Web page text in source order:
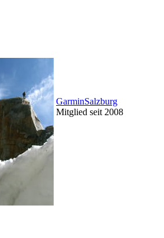
GarminSalzburg
Mitglied seit 2008